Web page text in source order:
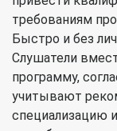
требованиям
Быстро и без
Слушатели
программу,
учитывают
специализацию